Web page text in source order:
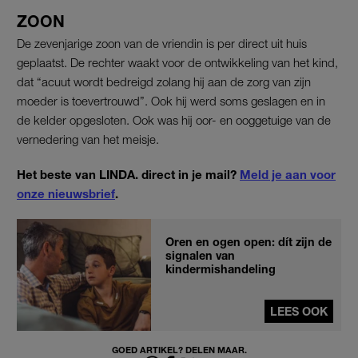
ZOON
De zevenjarige zoon van de vriendin is per direct uit huis
geplaatst. De rechter waakt voor de ontwikkeling van het kind,
dat “acuut wordt bedreigd zolang hij aan de zorg van zijn
moeder is toevertrouwd”. Ook hij werd soms geslagen en in
de kelder opgesloten. Ook was hij oor- en ooggetuige van de
vernedering van het meisje.
Het beste van LINDA. direct in je mail? Meld je aan voor
onze nieuwsbrief.
Oren en ogen open: dít zijn de
signalen van
kindermishandeling
LEES OOK
GOED ARTIKEL? DELEN MAAR.